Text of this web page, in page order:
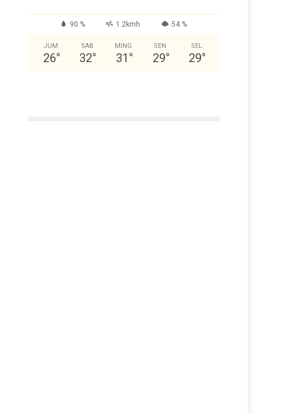
90 % 1.2kmh 54 %
JUM
26°
SAB
32°
MING
31 °
SEN
29°
SEL
29°